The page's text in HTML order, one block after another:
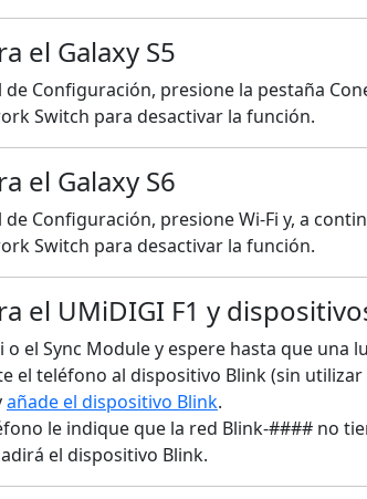
el Galaxy S5
Configuración, presione la pestaña
Switch para desactivar la función.
el Galaxy S6
Configuración, presione Wi-Fi y, a
Switch para desactivar la función.
el UMiDIGI F1 y
o el Sync Module y espere hasta que una
el teléfono al dispositivo Blink (sin utilizar
añade el dispositivo Blink.
le indique que la red Blink-#### no
el dispositivo Blink.